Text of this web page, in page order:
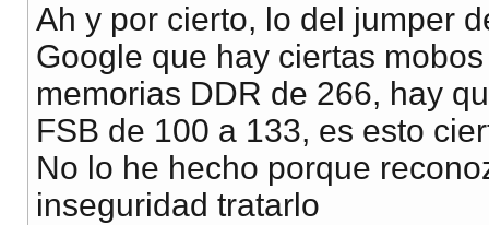
Ah y por cierto, lo del jumper
Google que hay ciertas
memorias DDR de 266, hay
FSB de 100 a 133, es esto
No lo he hecho porque
inseguridad tratarlo